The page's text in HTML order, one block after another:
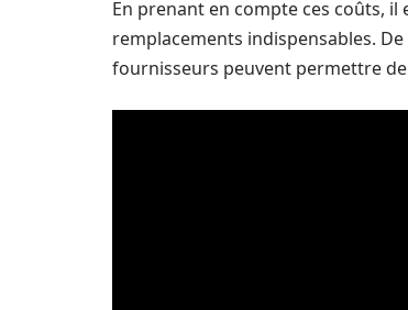
En prenant en compte ces coûts,
remplacements indispensables.
fournisseurs peuvent permettre